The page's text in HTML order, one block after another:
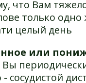
что Вам
только одно
целый день
или
Вы
сосудистой